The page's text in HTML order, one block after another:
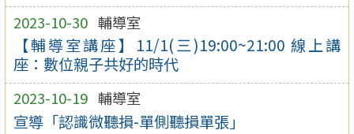
2023-10-30 輔導室
【輔導室講座】11/1(三)19:00~21:00 線上講
座：數位親子共好的時代
2023-10-19 輔導室
宣導「認識微聽損-單側聽損單張」